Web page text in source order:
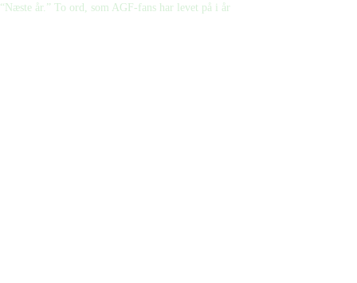
“Næste år.” To ord, som AGF-fans har levet på i år